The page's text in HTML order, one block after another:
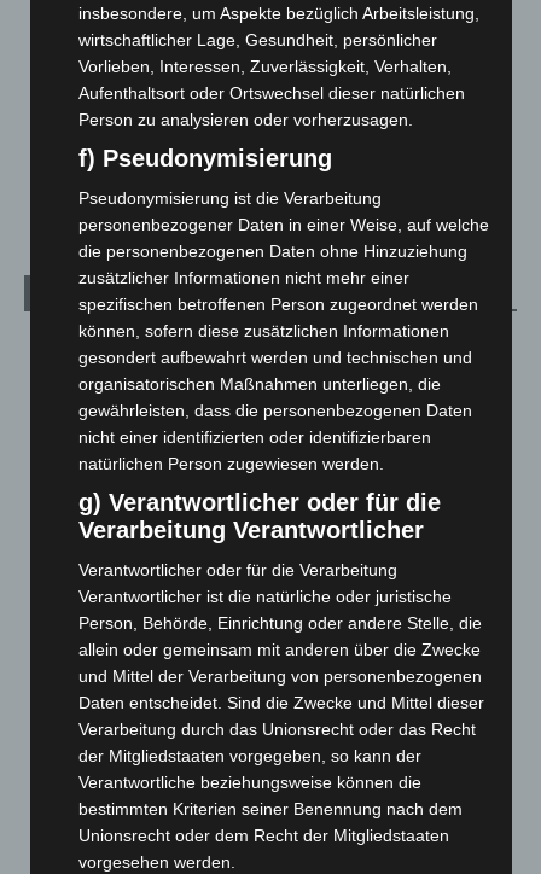
Langenhagen und Ortsteile
3.252
Leserbriefe
Menschen
Über uns
Veranstaltungen
August 2026
Juli 2026(73)
Juni 2026(139)
Mai 2026 (99)
April 2026(99)
März 2026(115)
Februar 2026(109)
Januar 2026(122)
Dezember 2025(103)
November 2025(114)
Oktober 2025(112)
September 2025(93)
August 2025(90)
Juli 2025(90)
(103)
insbesondere, um Aspekte bezüglich Arbeitsleistung,
wirtschaftlicher Lage, Gesundheit, persönlicher
Vorlieben, Interessen, Zuverlässigkeit, Verhalten,
Aufenthaltsort oder Ortswechsel dieser natürlichen
Person zu analysieren oder vorherzusagen.
f) Pseudonymisierung
Pseudonymisierung ist die Verarbeitung
personenbezogener Daten in einer Weise, auf welche
die personenbezogenen Daten ohne Hinzuziehung
zusätzlicher Informationen nicht mehr einer
spezifischen betroffenen Person zugeordnet werden
können, sofern diese zusätzlichen Informationen
gesondert aufbewahrt werden und technischen und
organisatorischen Maßnahmen unterliegen, die
gewährleisten, dass die personenbezogenen Daten
nicht einer identifizierten oder identifizierbaren
natürlichen Person zugewiesen werden.
g) Verantwortlicher oder für die
Verarbeitung Verantwortlicher
Verantwortlicher oder für die Verarbeitung
Verantwortlicher ist die natürliche oder juristische
Person, Behörde, Einrichtung oder andere Stelle, die
allein oder gemeinsam mit anderen über die Zwecke
und Mittel der Verarbeitung von personenbezogenen
Daten entscheidet. Sind die Zwecke und Mittel dieser
Verarbeitung durch das Unionsrecht oder das Recht
der Mitgliedstaaten vorgegeben, so kann der
Verantwortliche beziehungsweise können die
bestimmten Kriterien seiner Benennung nach dem
Unionsrecht oder dem Recht der Mitgliedstaaten
vorgesehen werden.